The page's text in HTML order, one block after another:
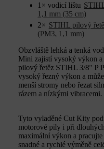
1× vodicí lištu
1,1 mm (35 cm)
2× STIHL pilový
(PM3, 1,1 mm)
Obzvláště lehká a tenká
Mini zajistí vysoký výkon
pilový řetěz STIHL 3/8" P
vysoký řezný výkon a
menší stromy nebo řezat
rázem a nízkými vibracemi.
Tyto vyladěné Cut Kity
motorové pily i při
maximální výkon a
snadné a rychlé výměně